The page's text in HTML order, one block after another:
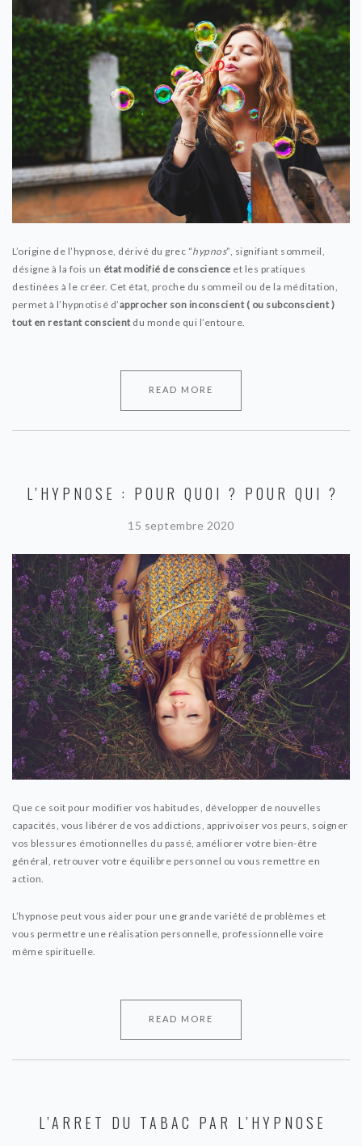
YOGA
STAGES ET RETRAITES DE
YOGA A LA REUNION
LES INDISPENSABLES POUR
PRATIQUER LE YOGA
PLANNING
CONTACT
L’origine de l’hypnose, dérivé du grec “hypnos”, signifiant sommeil,
désigne à la fois un état modifié de conscience et les pratiques
destinées à le créer. Cet état, proche du sommeil ou de la méditation,
permet à l’hypnotisé d’approcher son inconscient ( ou subconscient )
tout en restant conscient du monde qui l’entoure.
READ MORE
L’HYPNOSE : POUR QUOI ? POUR QUI ?
15 septembre 2020
Que ce soit pour modifier vos habitudes, développer de nouvelles
capacités, vous libérer de vos addictions, apprivoiser vos peurs, soigner
vos blessures émotionnelles du passé, améliorer votre bien-être
général, retrouver votre équilibre personnel ou vous remettre en
action.
L’hypnose peut vous aider pour une grande variété de problèmes et
vous permettre une réalisation personnelle, professionnelle voire
même spirituelle.
READ MORE
L’ARRET DU TABAC PAR L’HYPNOSE